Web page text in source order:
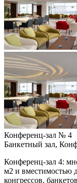
Конференц-зал № 4
Банкетный зал,
Конференц-зал 4:
м2 и вместимостью
конгрессов,